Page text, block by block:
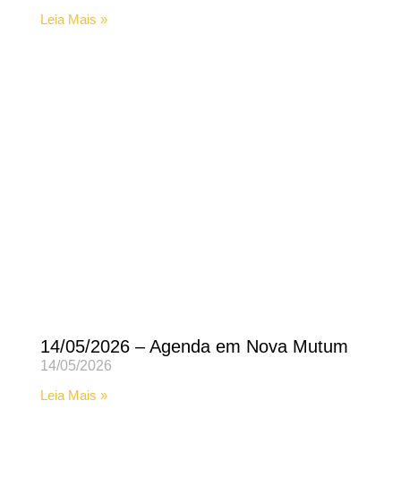
Leia Mais »
14/05/2026 – Agenda em Nova Mutum
14/05/2026
Leia Mais »